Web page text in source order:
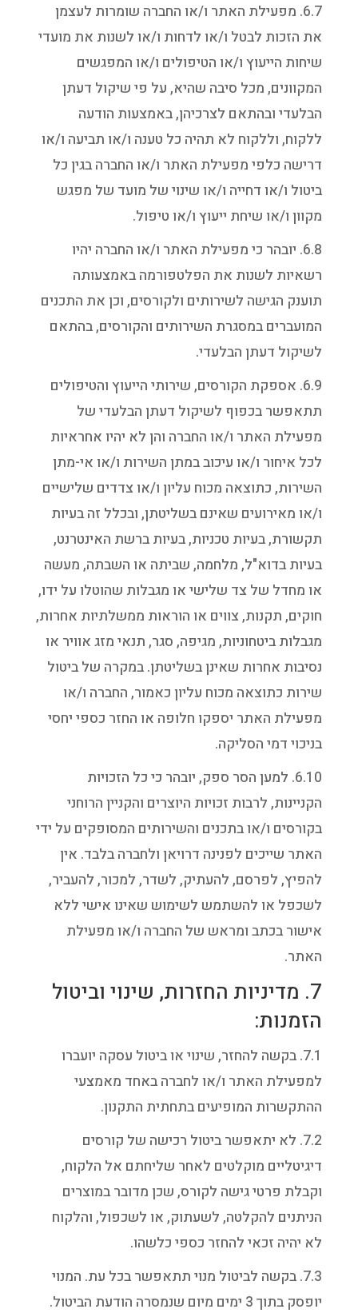
6.7. מפעילת האתר ו/או החברה שומרות לעצמן
את הזכות לבטל ו/או לדחות ו/או לשנות את מועדי
שיחות הייעוץ ו/או הטיפולים ו/או המפגשים
המקוונים, מכל סיבה שהיא, על פי שיקול דעתן
הבלעדי ובהתאם לצרכיהן, באמצעות הודעה
ללקוח, וללקוח לא תהיה כל טענה ו/או תביעה ו/או
דרישה כלפי מפעילת האתר ו/או החברה בגין כל
ביטול ו/או דחייה ו/או שינוי של מועד של מפגש
מקוון ו/או שיחת ייעוץ ו/או טיפול.
6.8. יובהר כי מפעילת האתר ו/או החברה יהיו
רשאיות לשנות את הפלטפורמה באמצעותה
תוענק הגישה לשירותים ולקורסים, וכן את התכנים
המועברים במסגרת השירותים והקורסים, בהתאם
לשיקול דעתן הבלעדי.
6.9. אספקת הקורסים, שירותי הייעוץ והטיפולים
תתאפשר בכפוף לשיקול דעתן הבלעדי של
מפעילת האתר ו/או החברה והן לא יהיו אחראיות
לכל איחור ו/או עיכוב במתן השירות ו/או אי-מתן
השירות, כתוצאה מכוח עליון ו/או צדדים שלישיים
ו/או מאירועים שאינם בשליטתן, ובכלל זה בעיות
תקשורת, בעיות טכניות, בעיות ברשת האינטרנט,
בעיות בדוא"ל, מלחמה, שביתה או השבתה, מעשה
או מחדל של צד שלישי או מגבלות שהוטלו על ידו,
חוקים, תקנות, צווים או הוראות ממשלתיות אחרות,
מגבלות ביטחוניות, מגיפה, סגר, תנאי מזג אוויר או
נסיבות אחרות שאינן בשליטתן. במקרה של ביטול
שירות כתוצאה מכוח עליון כאמור, החברה ו/או
מפעילת האתר יספקו חלופה או החזר כספי יחסי
בניכוי דמי הסליקה.
6.10. למען הסר ספק, יובהר כי כל הזכויות
הקניינות, לרבות זכויות היוצרים והקניין הרוחני
בקורסים ו/או בתכנים והשירותים המסופקים על ידי
האתר שייכים לפנינה דרויאן ולחברה בלבד. אין
להפיץ, לפרסם, להעתיק, לשדר, למכור, להעביר,
לשכפל או להשתמש לשימוש שאינו אישי ללא
אישור בכתב ומראש של החברה ו/או מפעילת
האתר.
7. מדיניות החזרות, שינוי וביטול
הזמנות:
7.1. בקשה להחזר, שינוי או ביטול עסקה יועברו
למפעילת האתר ו/או לחברה באחד מאמצעי
ההתקשרות המופיעים בתחתית התקנון.
7.2. לא יתאפשר ביטול רכישה של קורסים
דיגיטליים מוקלטים לאחר שליחתם אל הלקוח,
וקבלת פרטי גישה לקורס, שכן מדובר במוצרים
הניתנים להקלטה, לשעתוק, או לשכפול, והלקוח
לא יהיה זכאי להחזר כספי כלשהו.
7.3. בקשה לביטול מנוי תתאפשר בכל עת. המנוי
יופסק בתוך 3 ימים מיום שנמסרה הודעת הביטול.